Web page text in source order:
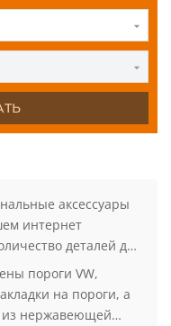
аксессуары
интернет
деталей для
пороги VW,
на пороги, а
из нержавеющей